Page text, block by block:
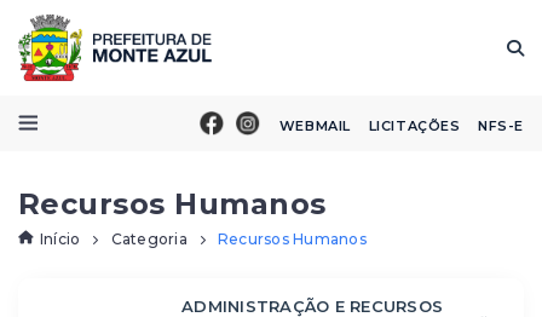
WEBMAIL LICITAÇÕES NFS-E
Recursos Humanos
Início Categoria Recursos Humanos
ADMINISTRAÇÃO E RECURSOS